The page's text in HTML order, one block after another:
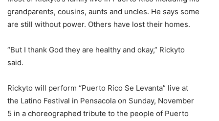
grandparents, cousins, aunts and uncles. He says some
are still without power. Others have lost their homes.
“But I thank God they are healthy and okay,” Rickyto
said.
Rickyto will perform “Puerto Rico Se Levanta” live at
the Latino Festival in Pensacola on Sunday, November
5 in a choreographed tribute to the people of Puerto